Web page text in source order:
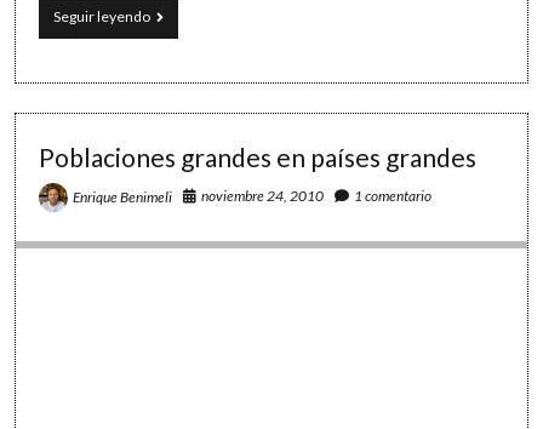
Seguir leyendoPirámides
de
al
Poblaciones grandes en países grandes
Enrique Benimeli noviembre 24, 2010 1 comentario